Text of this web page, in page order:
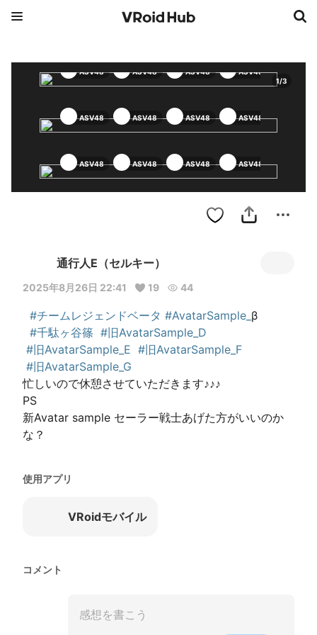
1/3
ASV48 ASV48 ASV48 ASV48
ASV48 ASV48 ASV48 ASV48
ASV48 ASV48 ASV48 ASV48
通行人E（セルキー）
2025年8月26日 22:41 19 44
#チームレジェンドベータ #AvatarSample_ β
#千駄ヶ谷篠 #旧AvatarSample_D
#旧AvatarSample_E #旧AvatarSample_F
#旧AvatarSample_G
忙しいので休憩させていただきます♪♪♪
PS
新Avatar sample セーラー戦士あげた方がいいのか
な？
使用アプリ
VRoidモバイル
コメント